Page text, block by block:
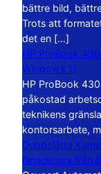
bättre bild,
Trots att
det en […]
HP ProBook
Windows 11
HP ProBook
påkostad
teknikens
kontorsarbete,
Dubbelåtta
filmkamera från